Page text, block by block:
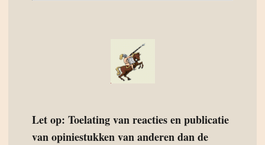
Let op: Toelating van reacties en publicatie
van opiniestukken van anderen dan de